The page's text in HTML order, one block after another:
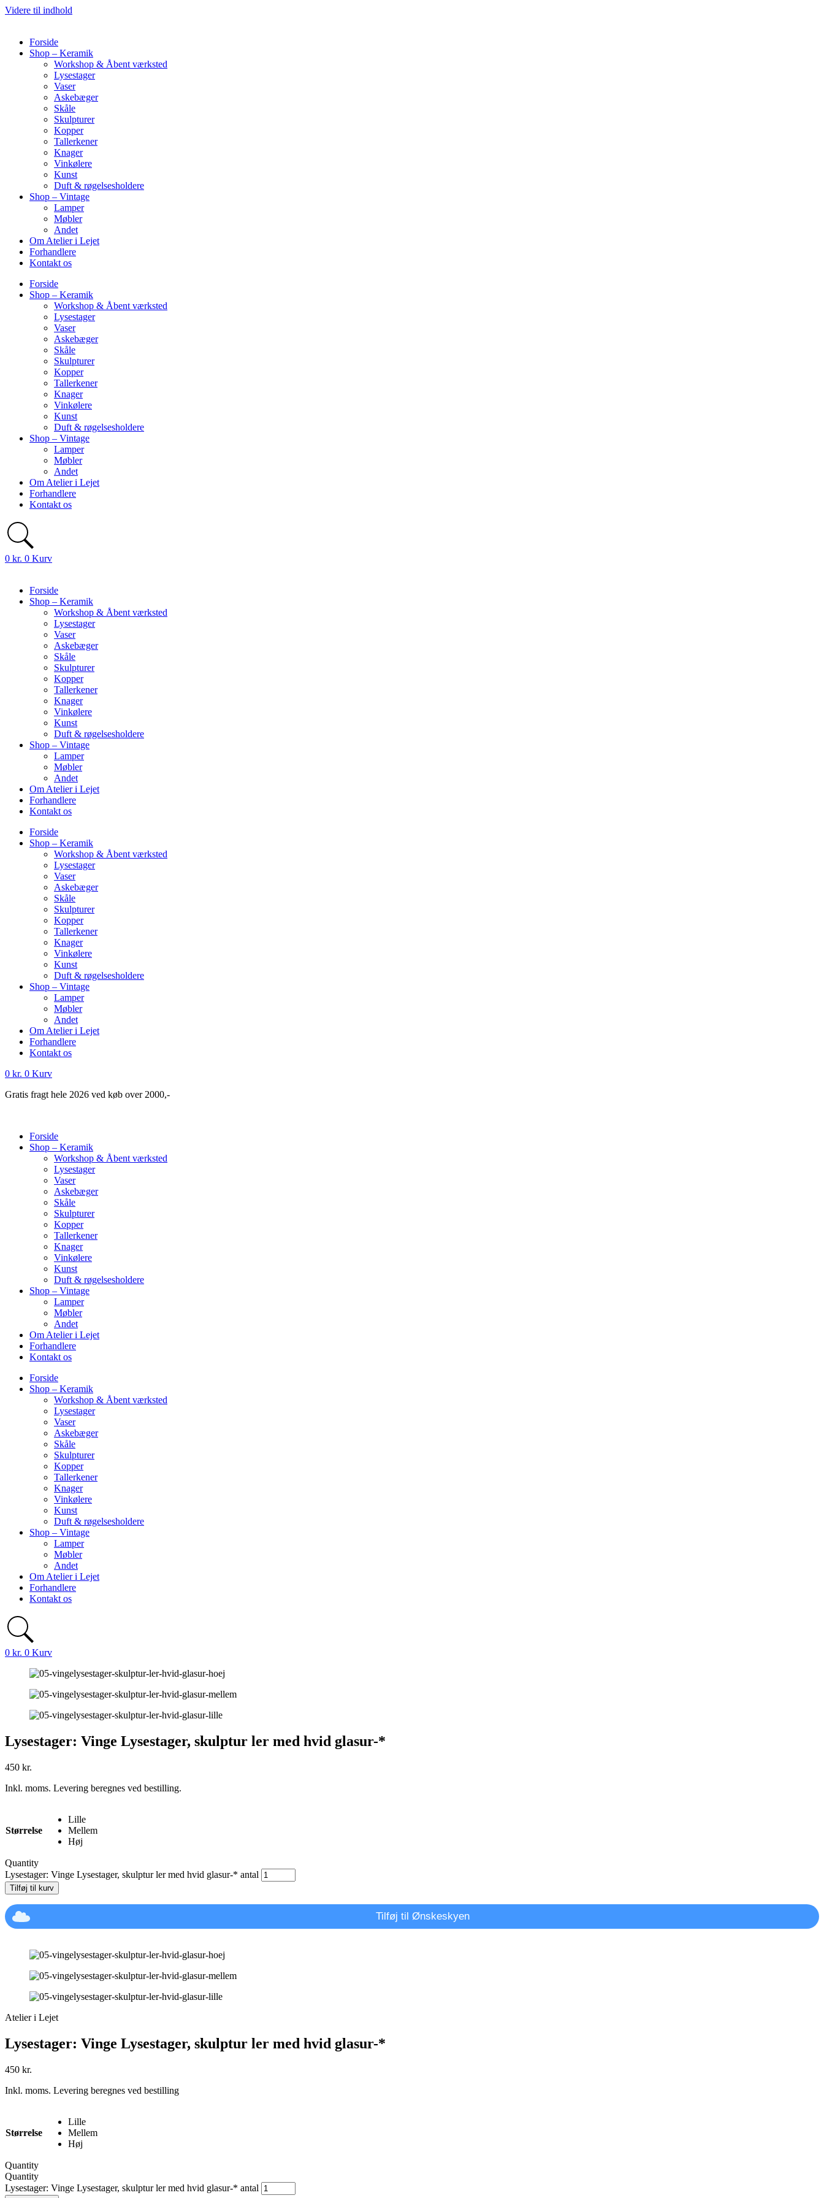
Videre til indhold
Forside
Shop – Keramik
Workshop & Åbent værksted
Lysestager
Vaser
Askebæger
Skåle
Skulpturer
Kopper
Tallerkener
Knager
Vinkølere
Kunst
Duft & røgelsesholdere
Shop – Vintage
Lamper
Møbler
Andet
Om Atelier i Lejet
Forhandlere
Kontakt os
Forside
Shop – Keramik
Workshop & Åbent værksted
Lysestager
Vaser
Askebæger
Skåle
Skulpturer
Kopper
Tallerkener
Knager
Vinkølere
Kunst
Duft & røgelsesholdere
Shop – Vintage
Lamper
Møbler
Andet
Om Atelier i Lejet
Forhandlere
Kontakt os
0 kr. 0 Kurv
Forside
Shop – Keramik
Workshop & Åbent værksted
Lysestager
Vaser
Askebæger
Skåle
Skulpturer
Kopper
Tallerkener
Knager
Vinkølere
Kunst
Duft & røgelsesholdere
Shop – Vintage
Lamper
Møbler
Andet
Om Atelier i Lejet
Forhandlere
Kontakt os
Forside
Shop – Keramik
Workshop & Åbent værksted
Lysestager
Vaser
Askebæger
Skåle
Skulpturer
Kopper
Tallerkener
Knager
Vinkølere
Kunst
Duft & røgelsesholdere
Shop – Vintage
Lamper
Møbler
Andet
Om Atelier i Lejet
Forhandlere
Kontakt os
0 kr. 0 Kurv
Gratis fragt hele 2026 ved køb over 2000,-
Forside
Shop – Keramik
Workshop & Åbent værksted
Lysestager
Vaser
Askebæger
Skåle
Skulpturer
Kopper
Tallerkener
Knager
Vinkølere
Kunst
Duft & røgelsesholdere
Shop – Vintage
Lamper
Møbler
Andet
Om Atelier i Lejet
Forhandlere
Kontakt os
Forside
Shop – Keramik
Workshop & Åbent værksted
Lysestager
Vaser
Askebæger
Skåle
Skulpturer
Kopper
Tallerkener
Knager
Vinkølere
Kunst
Duft & røgelsesholdere
Shop – Vintage
Lamper
Møbler
Andet
Om Atelier i Lejet
Forhandlere
Kontakt os
0 kr. 0 Kurv
Lysestager: Vinge Lysestager, skulptur ler med hvid glasur-*
450 kr.
Inkl. moms. Levering beregnes ved bestilling.
Størrelse
Lille
Mellem
Høj
Quantity
Lysestager: Vinge Lysestager, skulptur ler med hvid glasur-* antal
Tilføj til kurv
Tilføj til Ønskeskyen
Atelier i Lejet
Lysestager: Vinge Lysestager, skulptur ler med hvid glasur-*
450 kr.
Inkl. moms. Levering beregnes ved bestilling
Størrelse
Lille
Mellem
Høj
Quantity
Quantity
Lysestager: Vinge Lysestager, skulptur ler med hvid glasur-* antal